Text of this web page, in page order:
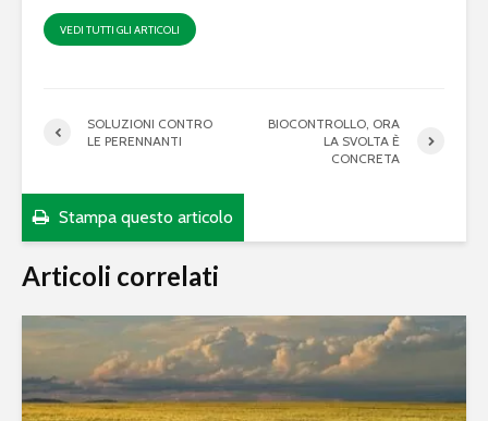
VEDI TUTTI GLI ARTICOLI
SOLUZIONI CONTRO
LE PERENNANTI
BIOCONTROLLO, ORA
LA SVOLTA È
CONCRETA
Stampa questo articolo
Articoli correlati